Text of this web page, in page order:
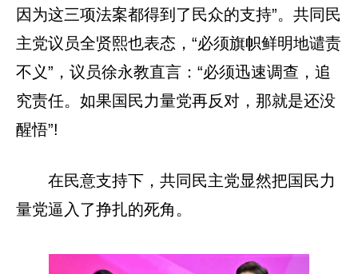
因为这三项法案都得到了民众的支持”。共同民
主党议员全贤熙也表态，“必须旗帜鲜明地谴责
不义”，议员徐永教直言：“必须迅速调查，追
究责任。如果国民力量党再反对，那就是还没
醒悟”!
在民意支持下，共同民主党显然把国民力
量党逼入了挣扎的死角。